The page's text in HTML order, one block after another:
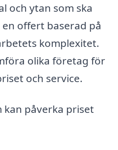
och ytan som ska
offert baserad på
komplexitet.
olika företag för
och service.
påverka priset